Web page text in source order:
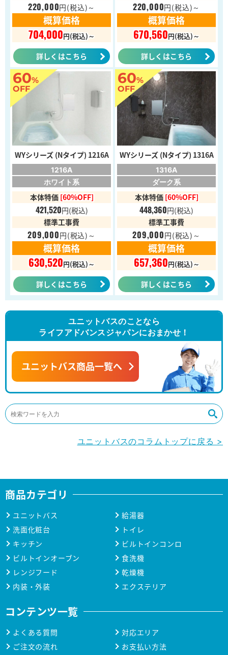
220,000円(税込)～
概算価格
704,000円(税込)～
詳しくはこちら
220,000円(税込)～
概算価格
670,560円(税込)～
詳しくはこちら
60%
OFF
WYシリーズ (Nタイプ) 1216A
1216A
ホワイト系
本体特価 [60%OFF]
421,520円(税込)
標準工事費
209,000円(税込)～
概算価格
630,520円(税込)～
詳しくはこちら
60%
OFF
WYシリーズ (Nタイプ) 1316A
1316A
ダーク系
本体特価 [60%OFF]
448,360円(税込)
標準工事費
209,000円(税込)～
概算価格
657,360円(税込)～
詳しくはこちら
ユニットバスのことなら
ライフアドバンスジャパンにおまかせ！
ユニットバス商品一覧へ
ユニットバスのコラムトップに戻る >
商品カテゴリ
ユニットバス
給湯器
洗面化粧台
トイレ
キッチン
ビルトインコンロ
ビルトインオーブン
食洗機
レンジフード
乾燥機
内装・外装
エクステリア
コンテンツ一覧
よくある質問
対応エリア
ご注文の流れ
お支払い方法